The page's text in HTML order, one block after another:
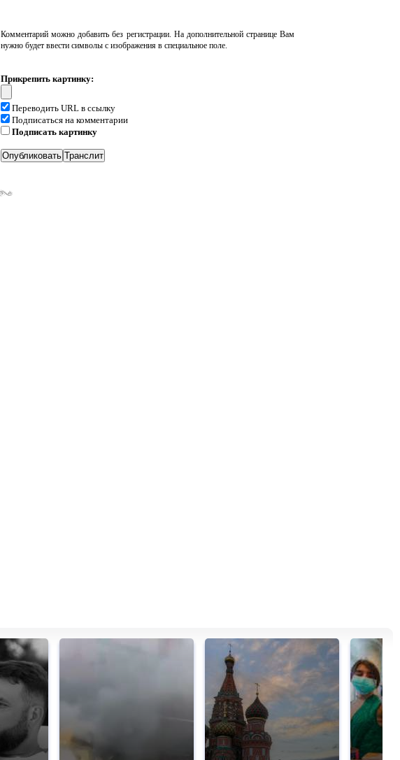
Комментарий можно добавить без регистрации. На дополнительной странице Вам
нужно будет ввести символы с изображения в специальное поле.
Прикрепить картинку:
Переводить URL в ссылку
Подписаться на комментарии
Подписать картинку